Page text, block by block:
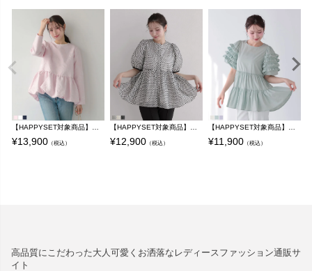
¥13,900 （税込） ¥12,900 （税込） ¥11,900 （税込）
高品質にこだわった大人可愛くお洒落なレディースファッション通販サ
イト